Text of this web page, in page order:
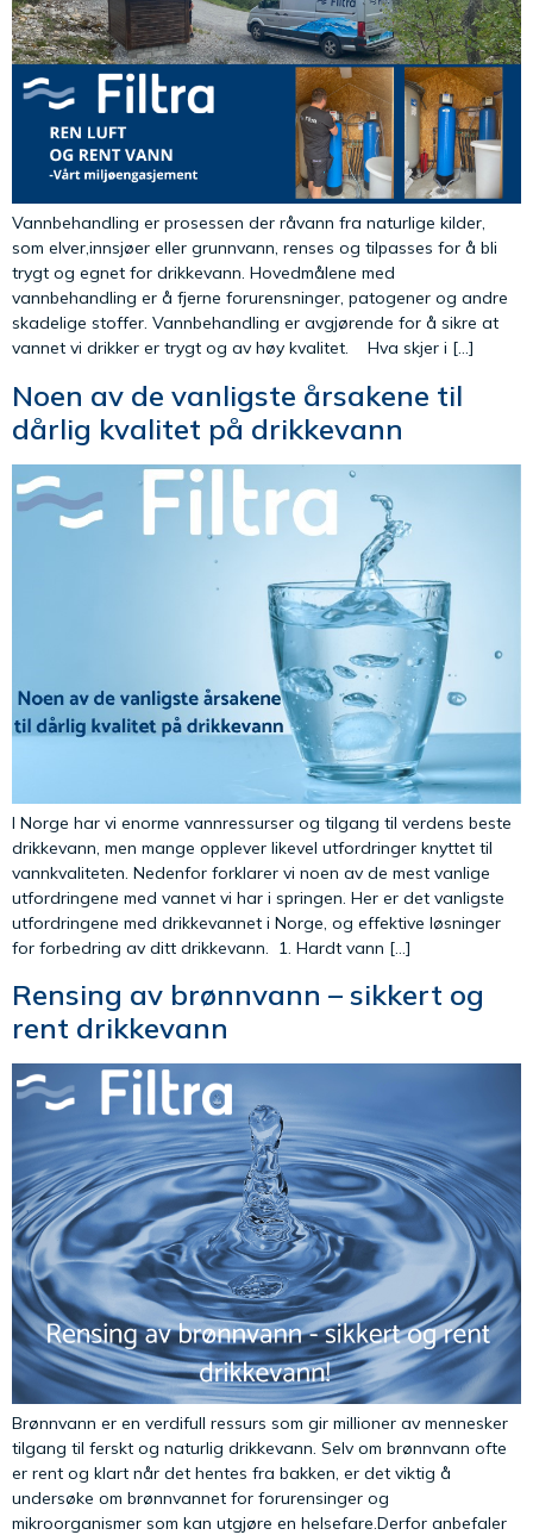
Vannbehandling er prosessen der råvann fra naturlige kilder,
som elver,innsjøer eller grunnvann, renses og tilpasses for å bli
trygt og egnet for drikkevann. Hovedmålene med
vannbehandling er å fjerne forurensninger, patogener og andre
skadelige stoffer. Vannbehandling er avgjørende for å sikre at
vannet vi drikker er trygt og av høy kvalitet. Hva skjer i […]
Noen av de vanligste årsakene til
dårlig kvalitet på drikkevann
I Norge har vi enorme vannressurser og tilgang til verdens beste
drikkevann, men mange opplever likevel utfordringer knyttet til
vannkvaliteten. Nedenfor forklarer vi noen av de mest vanlige
utfordringene med vannet vi har i springen. Her er det vanligste
utfordringene med drikkevannet i Norge, og effektive løsninger
for forbedring av ditt drikkevann. 1. Hardt vann […]
Rensing av brønnvann – sikkert og
rent drikkevann
Brønnvann er en verdifull ressurs som gir millioner av mennesker
tilgang til ferskt og naturlig drikkevann. Selv om brønnvann ofte
er rent og klart når det hentes fra bakken, er det viktig å
undersøke om brønnvannet for forurensinger og
mikroorganismer som kan utgjøre en helsefare.Derfor anbefaler